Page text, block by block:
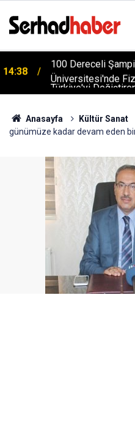
04:20
Türkiye'yi
Mesleği Ne?
Anasayfa Kültür Sanat
günümüze kadar devam eden